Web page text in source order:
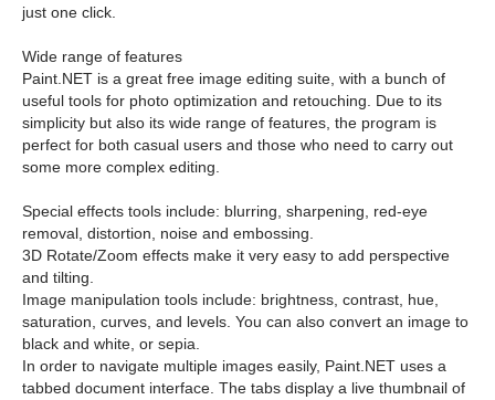
just one click.
Wide range of features
Paint.NET is a great free image editing suite, with a bunch of
useful tools for photo optimization and retouching. Due to its
simplicity but also its wide range of features, the program is
perfect for both casual users and those who need to carry out
some more complex editing.
Special effects tools include: blurring, sharpening, red-eye
removal, distortion, noise and embossing.
3D Rotate/Zoom effects make it very easy to add perspective
and tilting.
Image manipulation tools include: brightness, contrast, hue,
saturation, curves, and levels. You can also convert an image to
black and white, or sepia.
In order to navigate multiple images easily, Paint.NET uses a
tabbed document interface. The tabs display a live thumbnail of